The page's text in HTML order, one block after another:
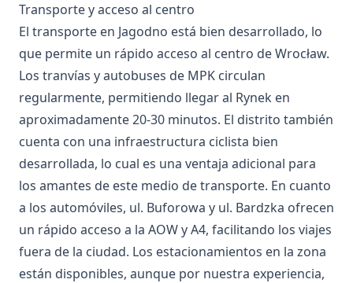
Transporte y acceso al centro
El transporte en Jagodno está bien desarrollado, lo
que permite un rápido acceso al centro de Wrocław.
Los tranvías y autobuses de MPK circulan
regularmente, permitiendo llegar al Rynek en
aproximadamente 20-30 minutos. El distrito también
cuenta con una infraestructura ciclista bien
desarrollada, lo cual es una ventaja adicional para
los amantes de este medio de transporte. En cuanto
a los automóviles, ul. Buforowa y ul. Bardzka ofrecen
un rápido acceso a la AOW y A4, facilitando los viajes
fuera de la ciudad. Los estacionamientos en la zona
están disponibles, aunque por nuestra experiencia,